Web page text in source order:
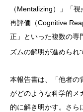
（Mentalizing）」「
再評価（Cognitive
正」といった複数の専
ズムの解明が進められ
本報告書は、「他者の
がどのような科学的メ
的に解き明かす。さら